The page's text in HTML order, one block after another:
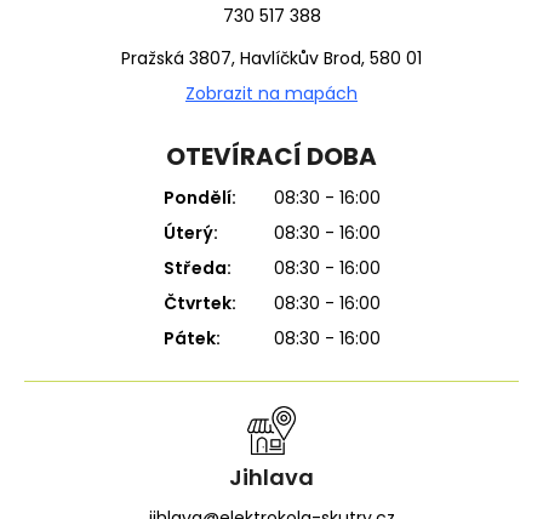
730 517 388
Pražská 3807, Havlíčkův Brod, 580 01
Zobrazit na mapách
OTEVÍRACÍ DOBA
Pondělí:
08:30 - 16:00
Úterý:
08:30 - 16:00
Středa:
08:30 - 16:00
Čtvrtek:
08:30 - 16:00
Pátek:
08:30 - 16:00
Jihlava